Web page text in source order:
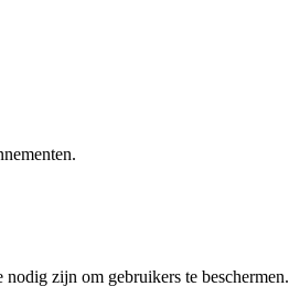
zijn om gebruikers te beschermen.